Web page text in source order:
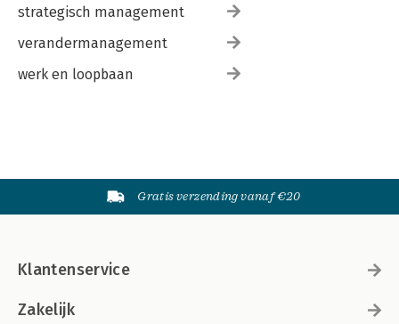
strategisch management
verandermanagement
werk en loopbaan
Gratis verzending vanaf €20
Klantenservice
Zakelijk